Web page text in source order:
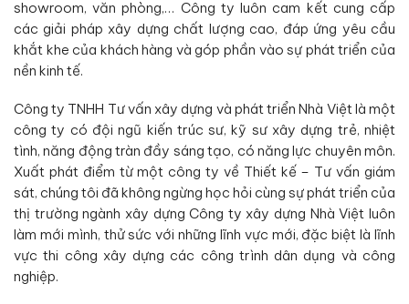
showroom, văn phòng,… Công ty luôn cam kết cung cấp
các giải pháp xây dựng chất lượng cao, đáp ứng yêu cầu
khắt khe của khách hàng và góp phần vào sự phát triển của
nền kinh tế.
Công ty TNHH Tư vấn xây dựng và phát triển Nhà Việt là một
công ty có đội ngũ kiến trúc sư, kỹ sư xây dựng trẻ, nhiệt
tình, năng động tràn đầy sáng tạo, có năng lực chuyên môn.
Xuất phát điểm từ một công ty về Thiết kế – Tư vấn giám
sát, chúng tôi đã không ngừng học hỏi cùng sự phát triển của
thị trường ngành xây dựng Công ty xây dựng Nhà Việt luôn
làm mới mình, thử sức với những lĩnh vực mới, đặc biệt là lĩnh
vực thi công xây dựng các công trình dân dụng và công
nghiệp.